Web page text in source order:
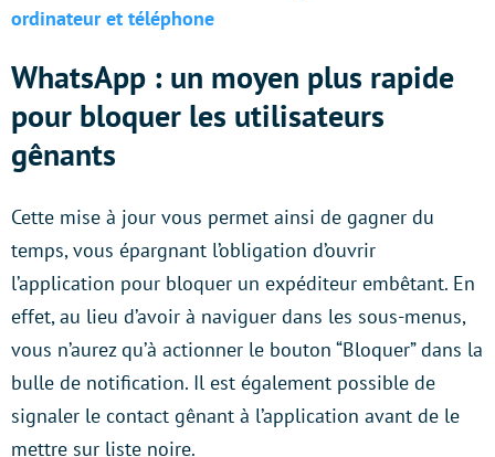
ordinateur et téléphone
WhatsApp : un moyen plus rapide
pour bloquer les utilisateurs
gênants
Cette mise à jour vous permet ainsi de gagner du
temps, vous épargnant l’obligation d’ouvrir
l’application pour bloquer un expéditeur embêtant. En
effet, au lieu d’avoir à naviguer dans les sous-menus,
vous n’aurez qu’à actionner le bouton “Bloquer” dans la
bulle de notification. Il est également possible de
signaler le contact gênant à l’application avant de le
mettre sur liste noire.